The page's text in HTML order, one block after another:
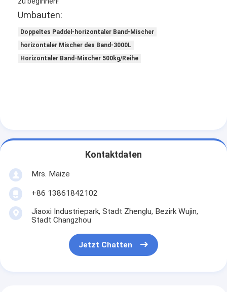
Umbauten:
Doppeltes Paddel-horizontaler Band-Mischer
horizontaler Mischer des Band-3000L
Horizontaler Band-Mischer 500kg/Reihe
Kontaktdaten
Mrs. Maize
+86 13861842102
Jiaoxi Industriepark, Stadt Zhenglu, Bezirk Wujin,
Stadt Changzhou
Jetzt Chatten